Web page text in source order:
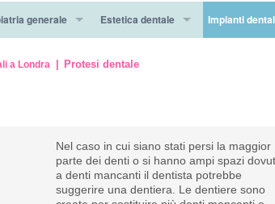
e piccola radiografia panoramica!
generale Estetica dentale
Ponte dentale
Impianti
Chirurgia
Vantaggi e
a Londra Protesi dentale
Nel caso in cui siano stati persi la maggior
parte dei denti o si hanno ampi spazi
a denti mancanti il dentista potrebbe
suggerire una dentiera. Le dentiere sono